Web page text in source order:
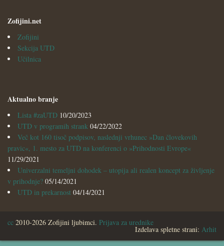
Zofijini.net
Zofijini
Sekcija UTD
Učilnica
Aktualno branje
Lista #zaUTD 10/20/2023
UTD v programih strank 04/22/2022
Več kot 160 tisoč podpisov, naslednji vrhunec »Dan človekovih
pravic«, 1. mesto za UTD na konferenci o »Prihodnosti Evrope«
11/29/2021
Univerzalni temeljni dohodek – utopija ali realen koncept za življenje
v prihodnje? 05/14/2021
UTD in prekarnost 04/14/2021
cc 2010-2026 Zofijini ljubimci. Prijava za urednike
Izdelava spletne strani: Arhit